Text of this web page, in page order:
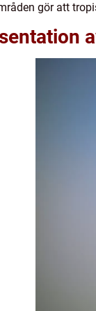
gör att